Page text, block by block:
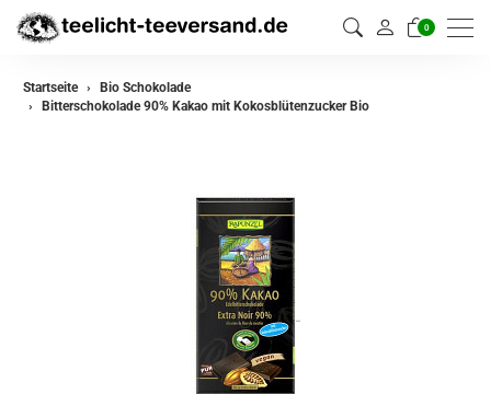
0
Startseite
Bio Schokolade
Bitterschokolade 90% Kakao mit Kokosblütenzucker Bio